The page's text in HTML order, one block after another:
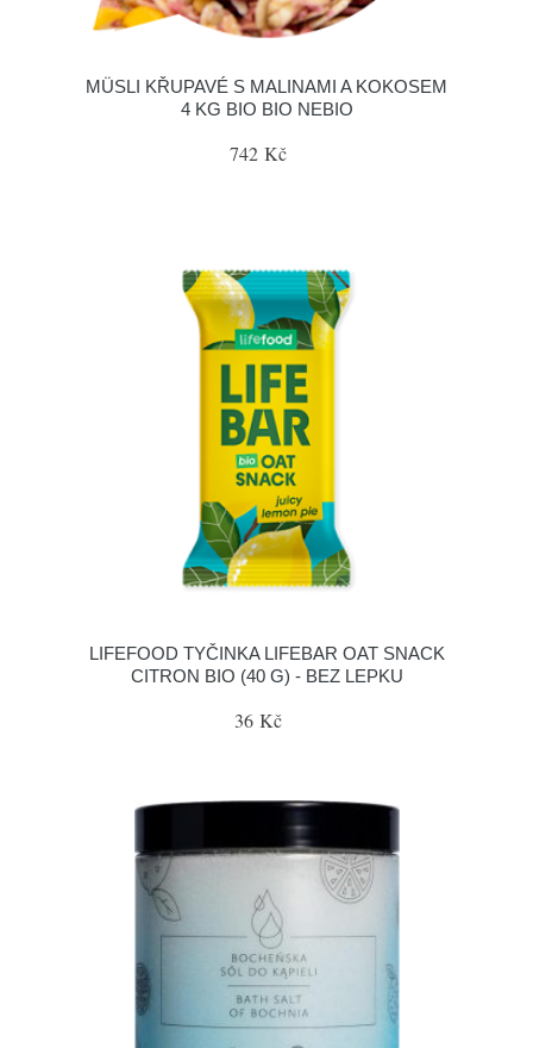
MÜSLI KŘUPAVÉ S MALINAMI A KOKOSEM
4 KG BIO BIO NEBIO
742 Kč
LIFEFOOD TYČINKA LIFEBAR OAT SNACK
CITRON BIO (40 G) - BEZ LEPKU
36 Kč